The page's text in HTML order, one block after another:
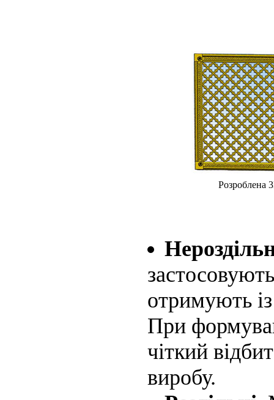
Розроблена
отримують
При
чіткий
виробу.